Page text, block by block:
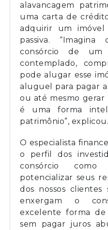
alavancagem
uma carta de
adquirir um
passiva.
consórcio de
contemplado,
pode alugar esse
aluguel para pagar
ou até mesmo gerar
é uma forma
patrimônio”, explicou.
O especialista
o perfil dos
consórcio
potencializar seus
dos nossos clientes
enxergam o
excelente forma
sem pagar juros